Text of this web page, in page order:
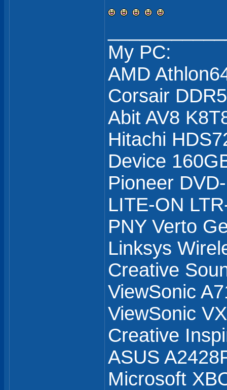
My PC:
AMD
Corsair
Abit AV8
Hitachi
Device
Pioneer
LITE-ON
PNY Verto
Linksys
Creative
ViewSonic
ViewSonic
Creative
ASUS
Microsoft